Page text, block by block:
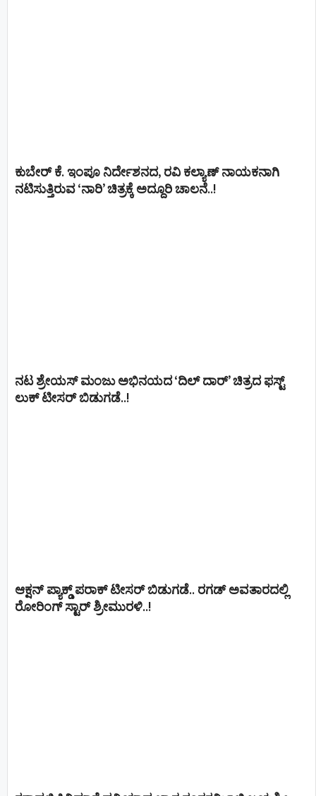
ಕುಬೇರ್ ಕೆ. ಇಂಪೂ ನಿರ್ದೇಶನದ, ರವಿ ಕಲ್ಯಾಣ್‍ ನಾಯಕನಾಗಿ
ನಟಿಸುತ್ತಿರುವ ‘ನಾರಿ’ ಚಿತ್ರಕ್ಕೆ ಅದ್ದೂರಿ ಚಾಲನೆ..!
ನಟ ಶ್ರೇಯಸ್ ಮಂಜು ಅಭಿನಯದ ‘ದಿಲ್ ದಾರ್’ ಚಿತ್ರದ ಫಸ್ಟ್
ಲುಕ್ ಟೀಸರ್ ಬಿಡುಗಡೆ..!
ಆಕ್ಷನ್ ಪ್ಯಾಕ್ಡ್ ಪರಾಕ್ ಟೀಸರ್ ಬಿಡುಗಡೆ.. ರಗಡ್ ಅವತಾರದಲ್ಲಿ
ರೋರಿಂಗ್ ಸ್ಟಾರ್ ಶ್ರೀಮುರಳಿ..!